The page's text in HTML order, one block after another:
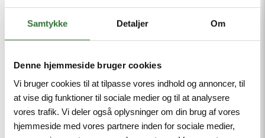
Samtykke Detaljer Om
Denne hjemmeside bruger cookies
Vi bruger cookies til at tilpasse vores indhold og annoncer, til
at vise dig funktioner til sociale medier og til at analysere
vores trafik. Vi deler også oplysninger om din brug af vores
hjemmeside med vores partnere inden for sociale medier,
1.5 m, Sheath material: PVC, Sheath color: black,
Resistant to chemicals and oils, Flame retardant,
microbes and hydrolysis, LABS-free, M12 male,
Mindestbestellmenge: 1